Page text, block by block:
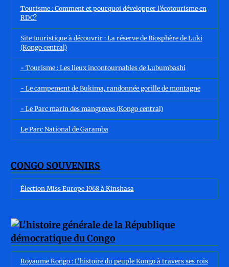
Tourisme : Comment et pourquoi développer l’écotourisme en
RDC?
Site touristique à découvrir : La réserve de Biosphère de Luki
(Kongo central)
- Tourisme : Les lieux incontournables de Lubumbashi
- Le campement de Bukima, randonnée gorille de montagne
- Le Parc marin des mangroves (Kongo central)
Le Parc National de Garamba
CONGO SOUVENIRS
Élection Miss Europe 1968 à Kinshasa
Royaume Kongo : L'histoire du peuple Kongo à travers ses rois